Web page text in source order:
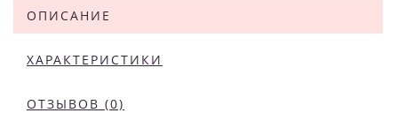
ОПИСАНИЕ
ХАРАКТЕРИСТИКИ
ОТЗЫВОВ (0)